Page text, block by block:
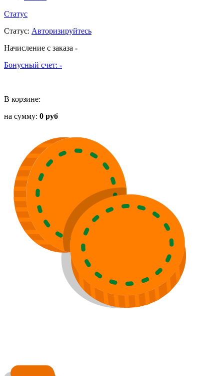
Статус
Статус: Авторизируйтесь
Начисление с заказа -
Бонусный счет: -
В корзине:
на сумму: 0 руб